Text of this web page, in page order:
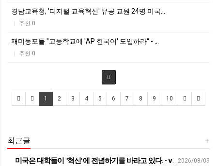
경남교육청, '디지털 교육혁신' 유공 교원 24명 미국…
| 추천 0
재미동포들 "고등학교에 'AP 한국어' 도입하라“ - …
| 추천 0
1 2 3 4 5 6 7 8 9 10
+
최근글
2026/08/09
미국은 대학들이 "혁신"에 전념하기를 바라고 있다. - vietnam.vn